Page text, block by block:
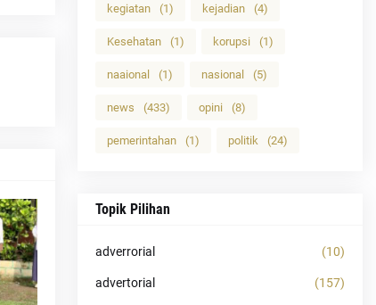
kegiatan (1) kejadian (4)
Kesehatan (1) korupsi (1)
naaional (1) nasional (5)
news (433) opini (8)
pemerintahan (1) politik (24)
Topik Pilihan
adverrorial (10)
advertorial (157)